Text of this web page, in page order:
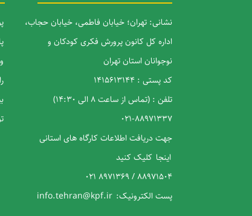
نشانی: تهران؛ خیابان فاطمی، خیابان حجاب،
اداره کل کانون پرورش فکری کودکان و
نوجوانان استان تهران
کد پستی : 1415613144
تلفن : (تماس از ساعت 8 الی 14:30)
88971337-021
جهت دریافت اطلاعات کارگاه های استانی
اینجا کلیک کنید
88971504 / 8971369 021
پست الکترونیک: info.tehran@kpf.ir